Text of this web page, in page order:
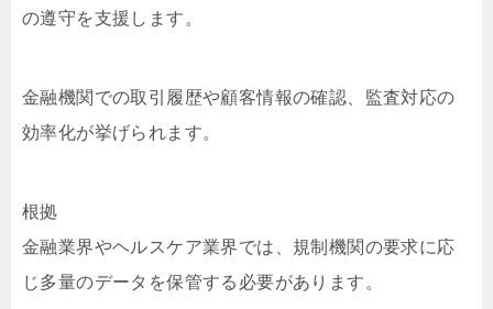
の遵守を支援します。
金融機関での取引履歴や顧客情報の確認、監査対応の
効率化が挙げられます。
根拠
金融業界やヘルスケア業界では、規制機関の要求に応
じ多量のデータを保管する必要があります。